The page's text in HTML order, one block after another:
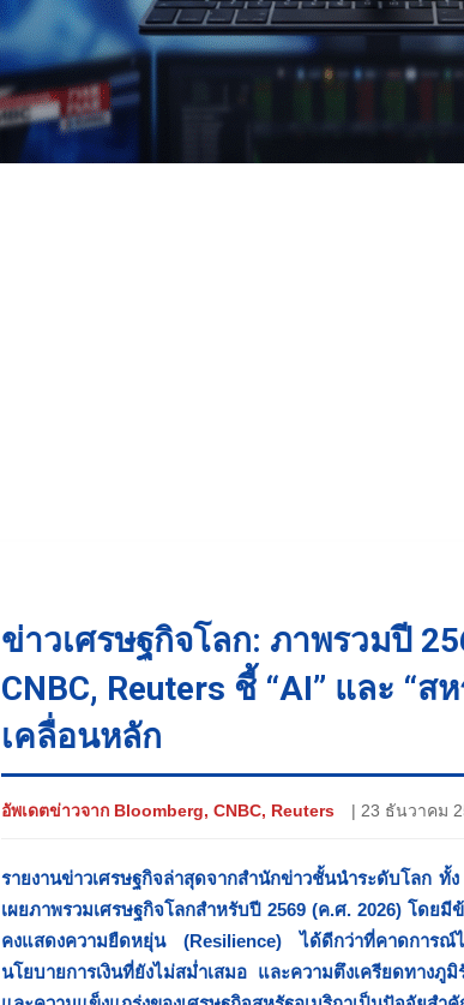
ข่าวเศรษฐกิจโลก: ภาพรวมปี
CNBC, Reuters ชี้ “AI” และ “ส
เคลื่อนหลัก
อัพเดตข่าวจาก Bloomberg, CNBC, Reuters | 23 ธันวาคม
รายงานข่าวเศรษฐกิจล่าสุดจากสำนักข่าวชั้นนำระดับโลก
เผยภาพรวมเศรษฐกิจโลกสำหรับปี 2569 (ค.ศ. 2026) โดย
คงแสดงความยืดหยุ่น (Resilience) ได้ดีกว่าที่คาดการณ์
นโยบายการเงินที่ยังไม่สม่ำเสมอ และความตึงเครียดทาง